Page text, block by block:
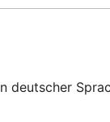
deutscher